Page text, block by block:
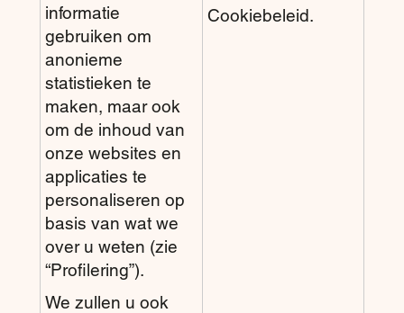
informatie
gebruiken om
anonieme
statistieken te
maken, maar ook
om de inhoud van
onze websites en
applicaties te
personaliseren op
basis van wat we
over u weten (zie
“Profilering”).
We zullen u ook
Cookiebeleid.